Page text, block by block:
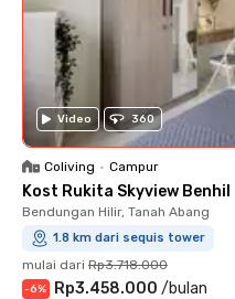
Video 360
Coliving • Campur
Kost Rukita Skyview Benhil
Bendungan Hilir, Tanah Abang
1.8 km dari sequis tower
mulai dari Rp3.718.000
-6% Rp3.458.000 /bulan